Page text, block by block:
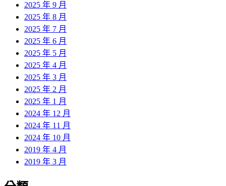
2025 年 9 月
2025 年 8 月
2025 年 7 月
2025 年 6 月
2025 年 5 月
2025 年 4 月
2025 年 3 月
2025 年 2 月
2025 年 1 月
2024 年 12 月
2024 年 11 月
2024 年 10 月
2019 年 4 月
2019 年 3 月